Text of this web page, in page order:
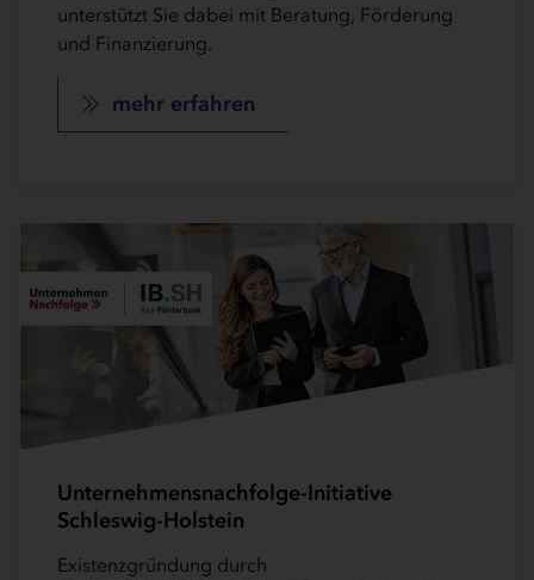
unterstützt Sie dabei mit Beratung, Förderung
und Finanzierung.
mehr erfahren
Unternehmensnachfolge-Initiative
Schleswig-Holstein
Existenzgründung durch